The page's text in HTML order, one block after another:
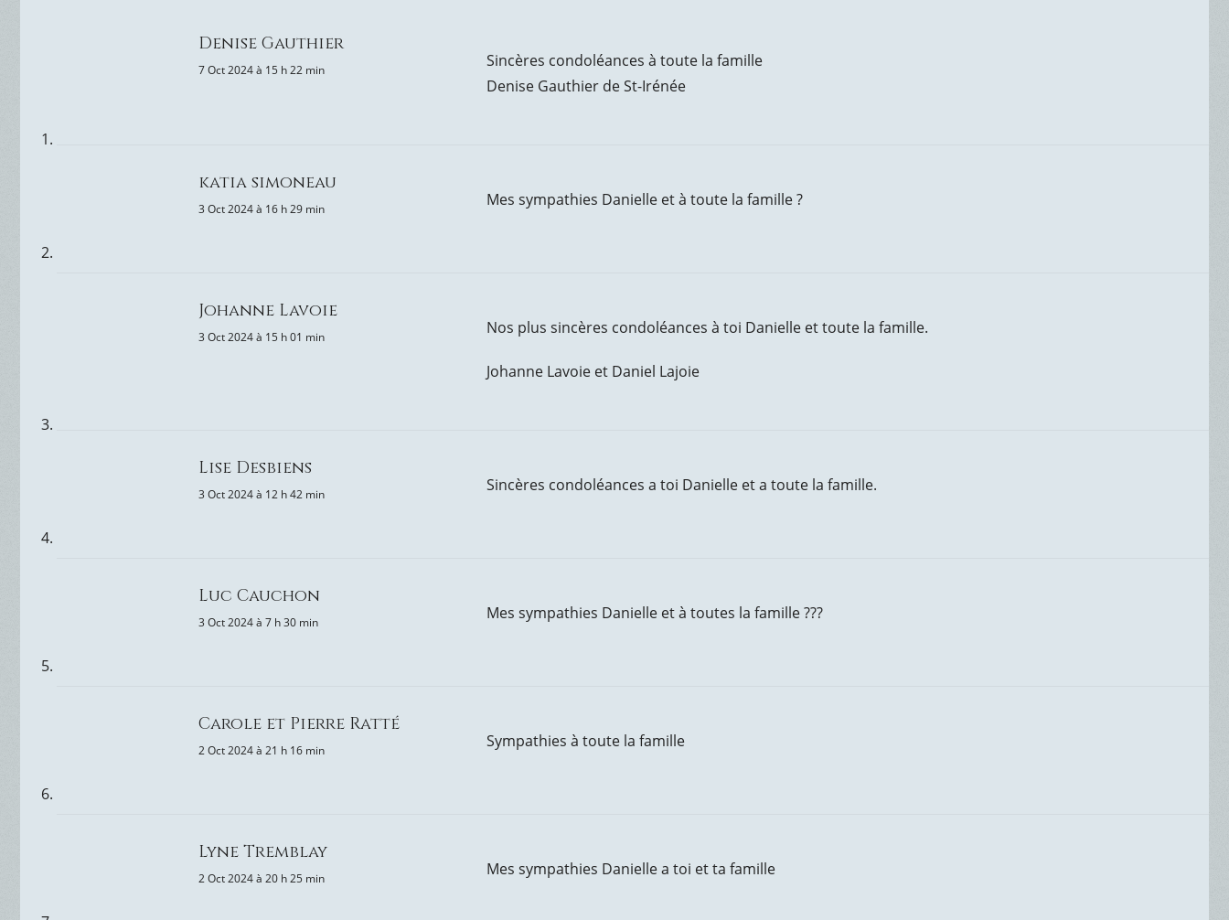
Denise Gauthier
7 Oct 2024 à 15 h 22 min
Sincères condoléances à toute la famille
Denise Gauthier de St-Irénée
katia simoneau
3 Oct 2024 à 16 h 29 min Mes sympathies Danielle et à toute la famille ?
Johanne Lavoie
3 Oct 2024 à 15 h 01 min Nos plus sincères condoléances à toi Danielle et toute la famille.
Johanne Lavoie et Daniel Lajoie
Lise Desbiens
3 Oct 2024 à 12 h 42 min Sincères condoléances a toi Danielle et a toute la famille.
Luc Cauchon
3 Oct 2024 à 7 h 30 min Mes sympathies Danielle et à toutes la famille ???
Carole et Pierre Ratté
2 Oct 2024 à 21 h 16 min Sympathies à toute la famille
Lyne Tremblay
2 Oct 2024 à 20 h 25 min Mes sympathies Danielle a toi et ta famille